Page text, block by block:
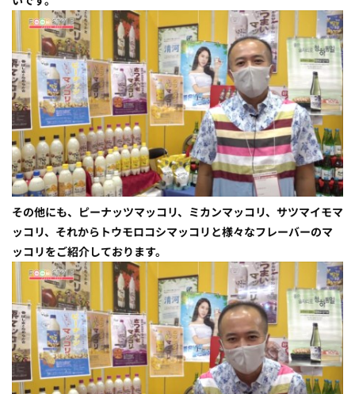
その他にも、ピーナッツマッコリ、ミカンマッコリ、サツマイモマ
ッコリ、それからトウモロコシマッコリと様々なフレーバーのマ
ッコリをご紹介しております。